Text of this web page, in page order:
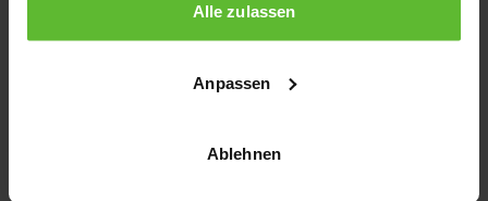
Alle zulassen
Anpassen
Ablehnen